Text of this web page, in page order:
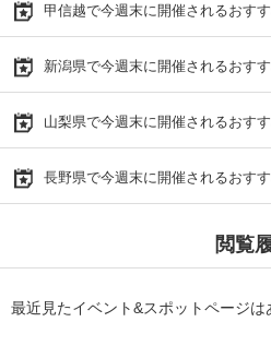
甲信越で今週末に開催されるおす
新潟県で今週末に開催されるおす
山梨県で今週末に開催されるおす
長野県で今週末に開催されるおす
閲覧
最近見たイベント&スポットページは